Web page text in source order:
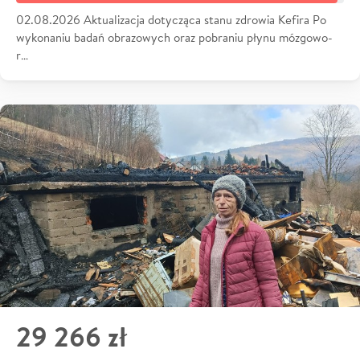
02.08.2026 Aktualizacja dotycząca stanu zdrowia Kefira Po
wykonaniu badań obrazowych oraz pobraniu płynu mózgowo-
r…
29 266 zł